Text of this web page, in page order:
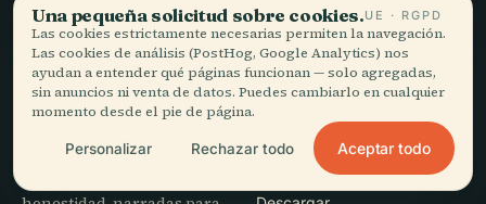
Audiala
paseas de verdad —
EXPLORAR
Consejos de viaje
Ver precios
Una pequeña solicitud sobre cookies.UE · RGPD
Las cookies estrictamente necesarias permiten la navegación.
Las cookies de análisis (PostHog, Google Analytics) nos
ayudan a entender qué páginas funcionan — solo agregadas,
sin anuncios ni venta de datos. Puedes cambiarlo en cualquier
momento desde el pie de página.
Personalizar Rechazar todo Aceptar todo